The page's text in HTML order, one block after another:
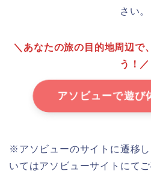
さい。
＼あなたの旅の目的地周辺で
う！／
アソビューで遊び
※アソビューのサイトに遷移
いてはアソビューサイトにてご